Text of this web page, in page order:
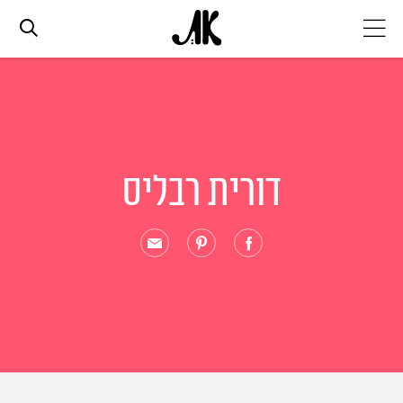
ביוטי
דורית רבליס